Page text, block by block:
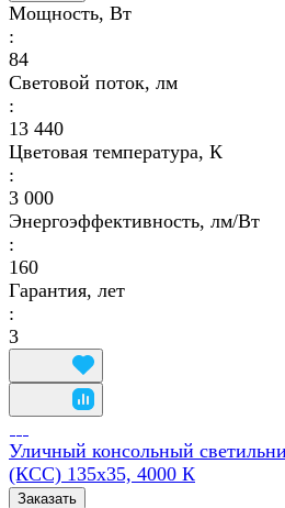
Мощность, Вт
:
84
Световой поток, лм
:
13 440
Цветовая температура, К
:
3 000
Энергоэффективность, лм/Вт
:
160
Гарантия, лет
:
3
Уличный консольный
(КСС) 135х35, 4000 К
Заказать